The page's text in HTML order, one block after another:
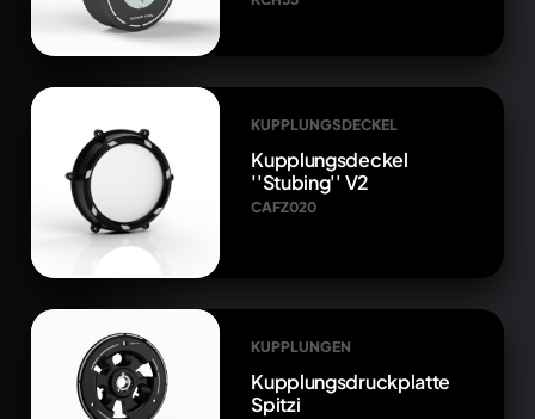
KUPPLUNGSDECKEL
Kupplungsdeckel
''Stubing'' V2
CAFZ020
KUPPLUNGEN
Kupplungsdruckplatte
Spitzi